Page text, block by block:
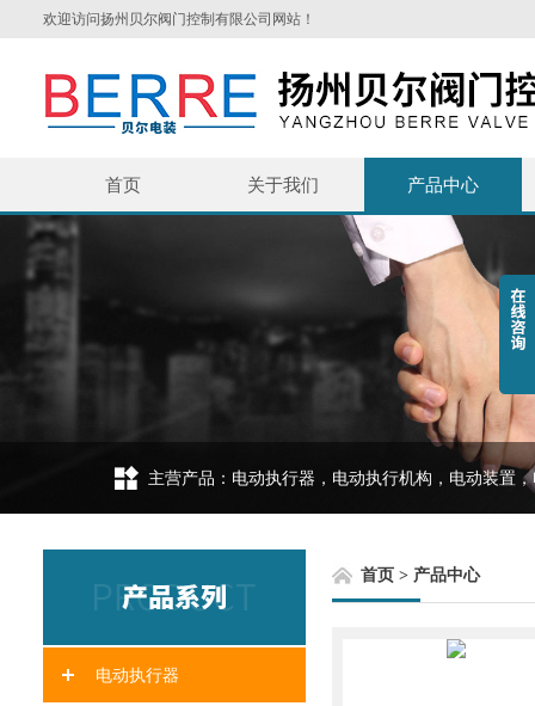
欢迎访问扬州贝尔阀门控制有限公司网站！
首页 关于我们 产品中心
主营产品：电动执行器，电动执行机构，电动装置
电动执行器
首页> 产品中心